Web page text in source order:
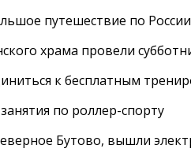
путешествие по
храма провели
к бесплатным
по роллер-спорту
Бутово, вышли